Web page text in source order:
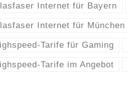
Internet für Bayern
Internet für München
Tarife für Gaming
Tarife im Angebot